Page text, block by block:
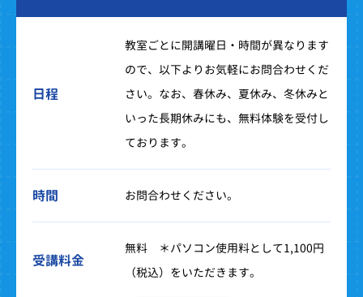
日程
教室ごとに開講曜日・時間が異なります
ので、以下よりお気軽にお問合わせくだ
さい。なお、春休み、夏休み、冬休みと
いった長期休みにも、無料体験を受付し
ております。
時間 お問合わせください。
受講料金
無料 ＊パソコン使用料として1,100円
（税込）をいただきます。